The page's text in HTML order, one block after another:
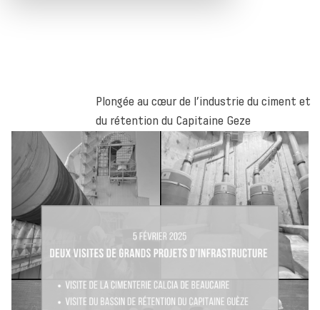
Plongée au cœur de l’industrie du ciment et
du rétention du Capitaine Geze